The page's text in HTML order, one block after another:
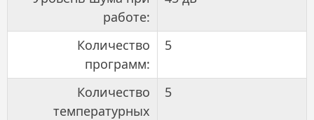
работе:
Количество
программ:
5
Количество
температурных
5